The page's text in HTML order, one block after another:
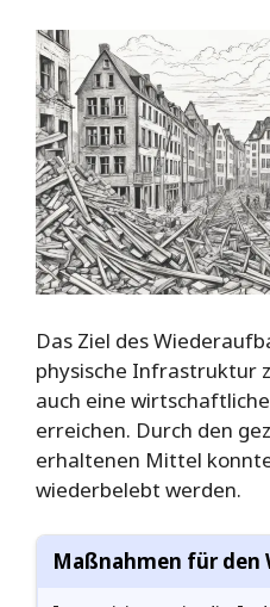
Das Ziel des
physische Infrastruktur
auch eine
erreichen. Durch den
erhaltenen Mittel
wiederbelebt werden.
Maßnahmen für den